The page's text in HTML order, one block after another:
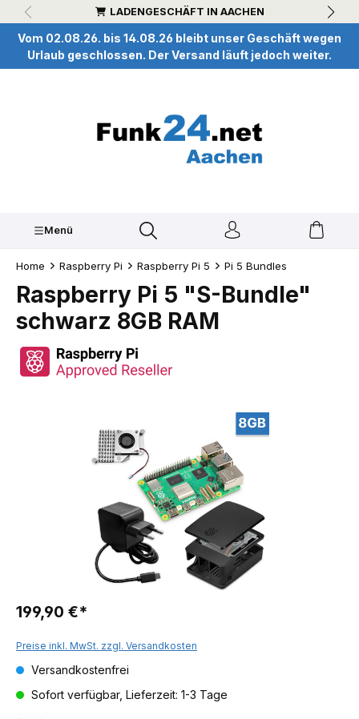
springen LADENGESCHÄFT IN AACHEN
Vom 02.08.26. bis 14.08.26 bleibt unser Geschäft wegen
Urlaub geschlossen. Der Versand läuft jedoch weiter.
Menü
Home Raspberry Pi Raspberry Pi 5 Pi 5 Bundles
Raspberry Pi 5 "S-Bundle"
schwarz 8GB RAM
199,90 €*
Preise inkl. MwSt. zzgl. Versandkosten
Versandkostenfrei
Sofort verfügbar, Lieferzeit: 1-3 Tage